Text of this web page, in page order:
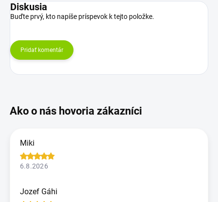
Diskusia
Buďte prvý, kto napíše príspevok k tejto položke.
Pridať komentár
Miki
6.8.2026
Jozef Gáhi